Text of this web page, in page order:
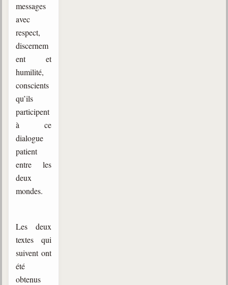
Belgique, Lux. et Canada
Médias spirites
messages
avec
respect,
discernem
ent et
humilité,
conscients
qu’ils
participent
à ce
dialogue
patient
entre les
deux
mondes.
Les deux
textes qui
suivent ont
été
obtenus